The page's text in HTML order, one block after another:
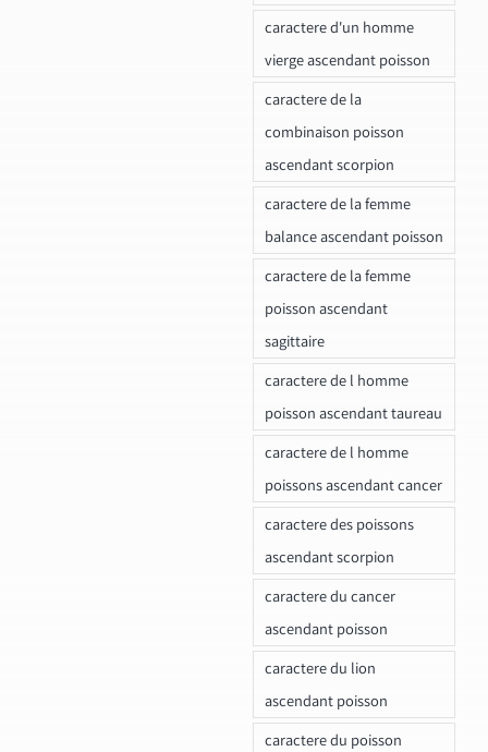
caractere d'un homme
vierge ascendant poisson
caractere de la
combinaison poisson
ascendant scorpion
caractere de la femme
balance ascendant poisson
caractere de la femme
poisson ascendant
sagittaire
caractere de l homme
poisson ascendant taureau
caractere de l homme
poissons ascendant cancer
caractere des poissons
ascendant scorpion
caractere du cancer
ascendant poisson
caractere du lion
ascendant poisson
caractere du poisson